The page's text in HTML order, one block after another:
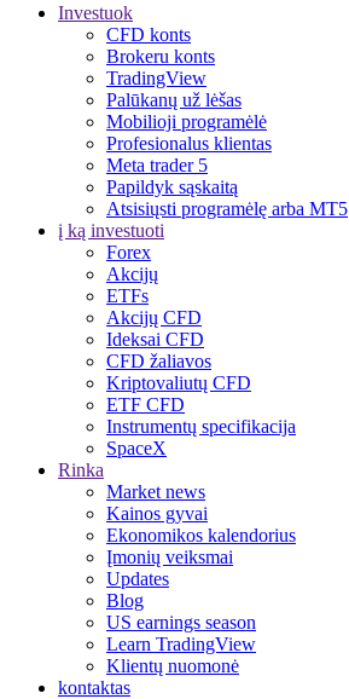
Investuok
CFD konts
Brokeru konts
TradingView
Palūkanų už lėšas
Mobilioji programėlė
Profesionalus klientas
Meta trader 5
Papildyk sąskaitą
Atsisiųsti programėlę arba MT5
į ką investuoti
Forex
Akcijų
ETFs
Akcijų CFD
Ideksai CFD
CFD žaliavos
Kriptovaliutų CFD
ETF CFD
Instrumentų specifikacija
SpaceX
Rinka
Market news
Kainos gyvai
Ekonomikos kalendorius
Įmonių veiksmai
Updates
Blog
US earnings season
Learn TradingView
Klientų nuomonė
kontaktas